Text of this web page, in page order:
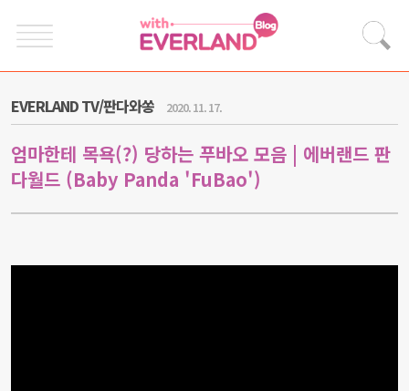
EVERLAND TV/판다와쏭 2020. 11. 17.
엄마한테 목욕(?) 당하는 푸바오 모음 | 에버랜드 판
다월드 (Baby Panda 'FuBao')